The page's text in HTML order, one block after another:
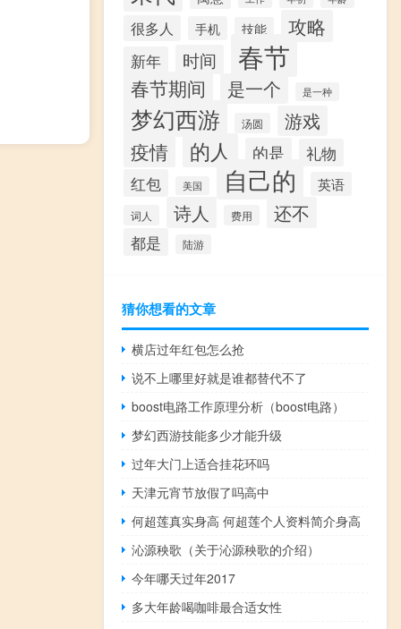
很多人 手机 技能 攻略
新年 时间 春节
春节期间 是一个 是一种
梦幻西游 汤圆 游戏
疫情 的人 的是
礼物
红包
美国 自己的 英语
词人 诗人 费用 还不
都是 陆游
猜你想看的文章
横店过年红包怎么抢
说不上哪里好就是谁都替代不了
boost电路工作原理分析（boost电路）
梦幻西游技能多少才能升级
过年大门上适合挂花环吗
天津元宵节放假了吗高中
何超莲真实身高 何超莲个人资料简介身高
沁源秧歌（关于沁源秧歌的介绍）
今年哪天过年2017
多大年龄喝咖啡最合适女性